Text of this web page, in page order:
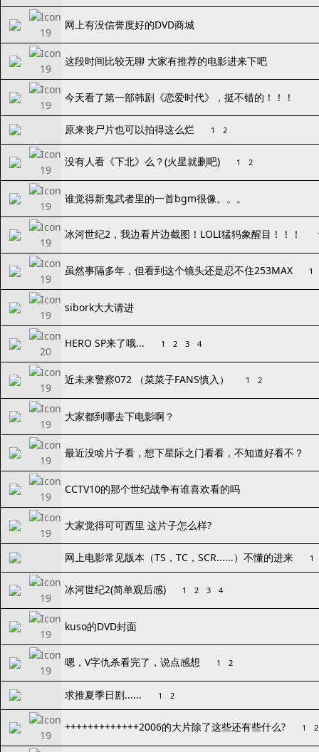
网上有没信誉度好的DVD商城
这段时间比较无聊 大家有推荐的电影进来下吧
今天看了第一部韩剧《恋爱时代》，挺不错的！！！
原来丧尸片也可以拍得这么烂 1 2
没有人看《下北》么？(火星就删吧) 1 2
谁觉得新鬼武者里的一首bgm很像。。。
冰河世纪2，我边看片边截图！LOLI猛犸象醒目！！！
虽然事隔多年，但看到这个镜头还是忍不住253MAX 1
sibork大大请进
HERO SP来了哦... 1 2 3 4
近未来警察072 （菜菜子FANS慎入） 1 2
大家都到哪去下电影啊？
最近没啥片子看，想下星际之门看看，不知道好看不？
CCTV10的那个世纪战争有谁喜欢看的吗
大家觉得可可西里 这片子怎么样?
网上电影常见版本（TS，TC，SCR......）不懂的进来 1
冰河世纪2(简单观后感) 1 2 3 4
kuso的DVD封面
嗯，V字仇杀看完了，说点感想 1 2
求推夏季日剧...... 1 2
+++++++++++++2006的大片除了这些还有些什么? 1 2